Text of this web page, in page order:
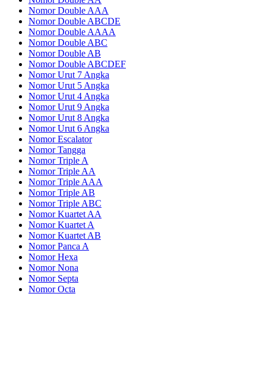
Nomor Double AAA
Nomor Double ABCDE
Nomor Double AAAA
Nomor Double ABC
Nomor Double AB
Nomor Double ABCDEF
Nomor Urut 7 Angka
Nomor Urut 5 Angka
Nomor Urut 4 Angka
Nomor Urut 9 Angka
Nomor Urut 8 Angka
Nomor Urut 6 Angka
Nomor Escalator
Nomor Tangga
Nomor Triple A
Nomor Triple AA
Nomor Triple AAA
Nomor Triple AB
Nomor Triple ABC
Nomor Kuartet AA
Nomor Kuartet A
Nomor Kuartet AB
Nomor Panca A
Nomor Hexa
Nomor Nona
Nomor Septa
Nomor Octa